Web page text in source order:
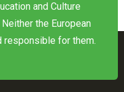
and Culture
the European
responsible for them.